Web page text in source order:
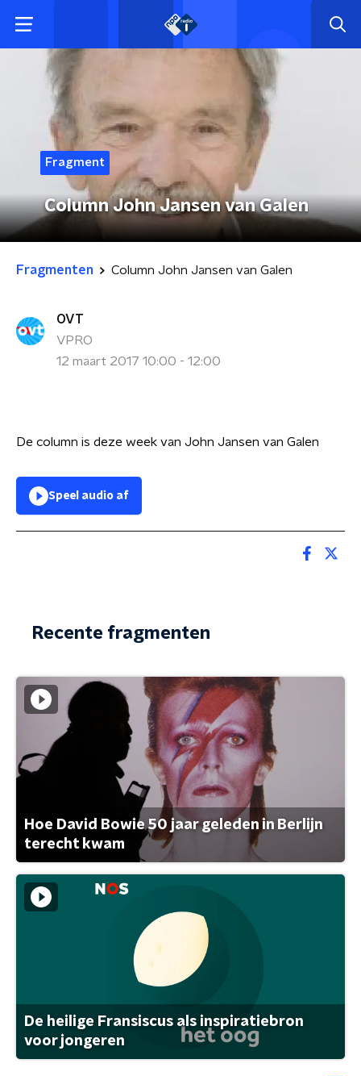
Fragment
Column John Jansen van Galen
Fragmenten Column John Jansen van Galen
OVT
VPRO
12 maart 2017 10:00 - 12:00
De column is deze week van John Jansen van Galen
Speel audio af
Recente fragmenten
Hoe David Bowie 50 jaar geleden in Berlijn
terecht kwam
De heilige Fransiscus als inspiratiebron
voor jongeren